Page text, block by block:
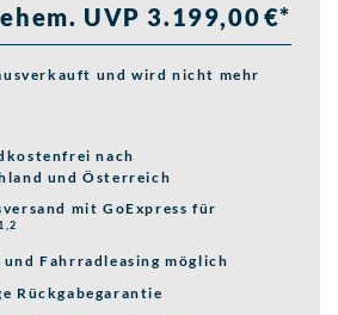
ehem. UVP 3.199,00 €*
und wird nicht mehr
nach
und Österreich
mit GoExpress für
1,2
und Fahrradleasing möglich
Rückgabegarantie